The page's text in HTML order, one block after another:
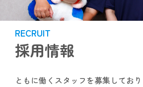
RECRUIT
採用情報
ともに働くスタッフを募集しており